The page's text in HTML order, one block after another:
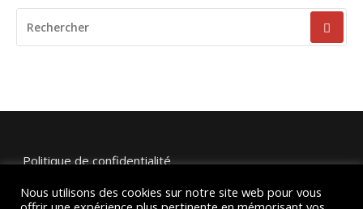
POUR
:
Politique de confidentialité
Mentions légales et crédits
Nous utilisons des cookies sur notre site web pour vous